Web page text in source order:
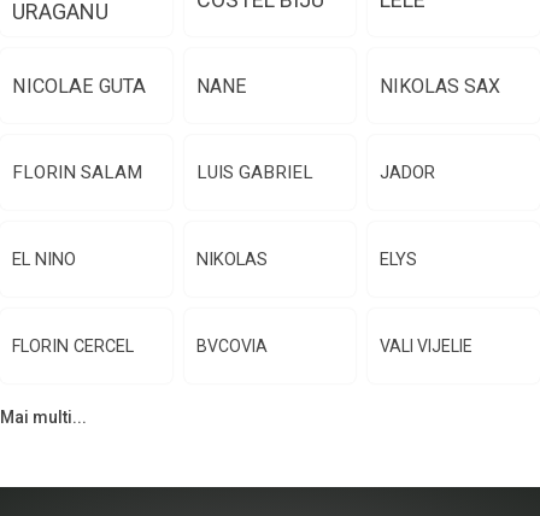
URAGANU
NICOLAE GUTA NANE NIKOLAS SAX
FLORIN SALAM LUIS GABRIEL JADOR
EL NINO NIKOLAS ELYS
FLORIN CERCEL BVCOVIA VALI VIJELIE
Mai multi...